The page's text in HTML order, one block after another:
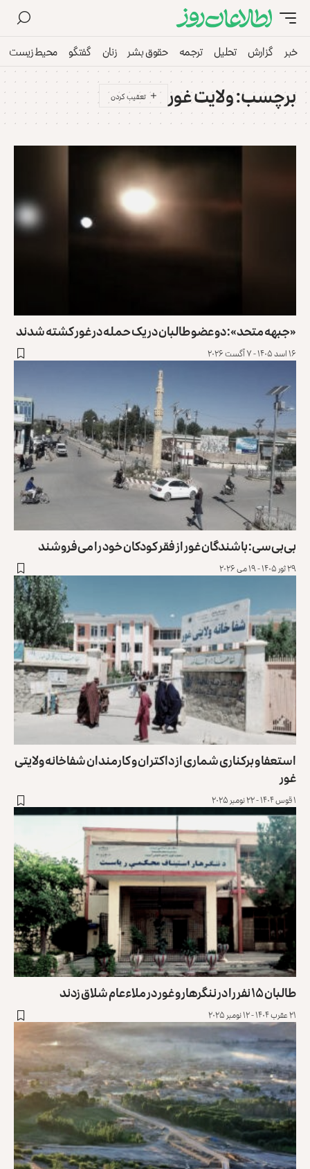
خبر گزارش تحلیل ترجمه حقوق بشر زنان گفتگو محیط زیست
برچسب:ولایت غور
«جبهه متحد»: دو عضو طالبان در یک حمله در غور کشته شدند
۱۶ اسد ۱۴۰۵ - ۷ آگست ۲۰۲۶
بی‌بی‌سی: باشندگان غور از فقر کودکان خود را می‌فروشند
۲۹ ثور ۱۴۰۵ - ۱۹ می ۲۰۲۶
استعفا و برکناری شماری از داکتران و کارمندان شفاخانه ولایتی
غور
۱ قوس ۱۴۰۴ - ۲۲ نومبر ۲۰۲۵
طالبان ۱۵ نفر را در ننگرهار و غور در ملاءعام شلاق زدند
۲۱ عقرب ۱۴۰۴ - ۱۲ نومبر ۲۰۲۵